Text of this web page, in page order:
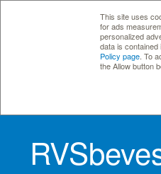
This site uses
for ads
personalized
data is
Policy page . To
the Allow button